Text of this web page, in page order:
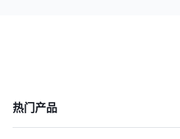
热门产品